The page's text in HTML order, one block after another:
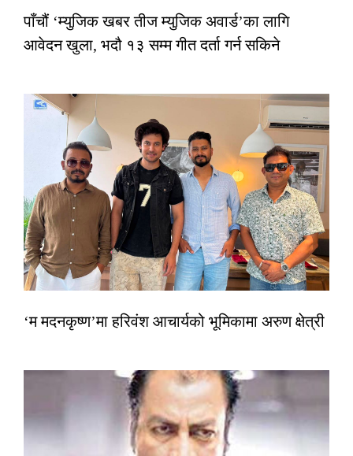
पाँचौं ‘म्युजिक खबर तीज म्युजिक अवार्ड’का लागि
आवेदन खुला, भदौ १३ सम्म गीत दर्ता गर्न सकिने
‘म मदनकृष्ण’मा हरिवंश आचार्यको भूमिकामा अरुण क्षेत्री